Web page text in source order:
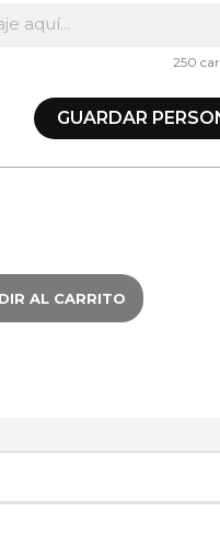
250
GUARDAR
AL CARRITO